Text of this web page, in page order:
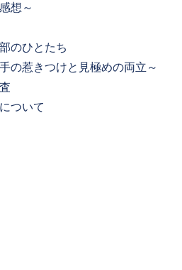
想～
のひとたち
の惹きつけと見極めの両立～
ついて